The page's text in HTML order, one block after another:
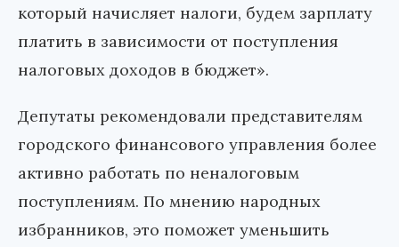
который начисляет налоги, будем зарплату
платить в зависимости от поступления
налоговых доходов в бюджет».
Депутаты рекомендовали представителям
городского финансового управления более
активно работать по неналоговым
поступлениям. По мнению народных
избранников, это поможет уменьшить